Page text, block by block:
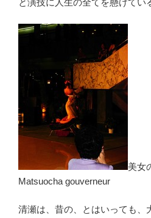
と演技に人生の全てを懸けてい
美女
Matsuocha gouverneur
清瀬は、昔の、とはいっても、